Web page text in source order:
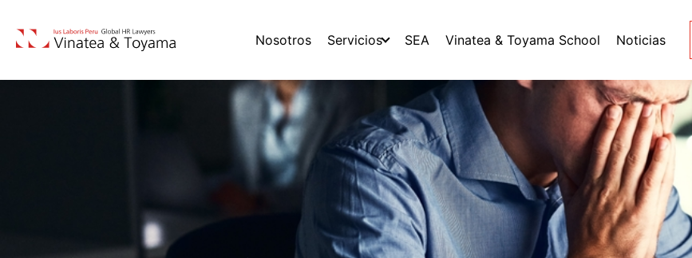
Nosotros Servicios SEA Vinatea & Toyama School Noticias